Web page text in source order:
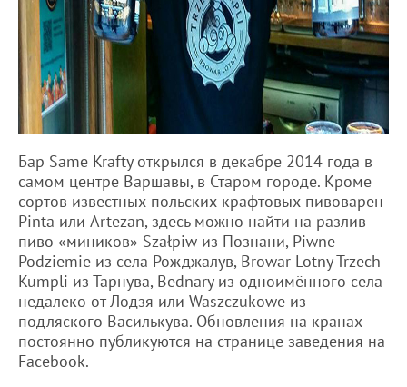
Бар Same Krafty открылся в декабре 2014 года в
самом центре Варшавы, в Старом городе. Кроме
сортов известных польских крафтовых пивоварен
Pinta или Artezan, здесь можно найти на разлив
пиво «миников» Szałpiw из Познани, Piwne
Podziemie из села Рожджалув, Browar Lotny Trzech
Kumpli из Тарнува, Bednary из одноимённого села
недалеко от Лодзя или Waszczukowe из
подляского Василькува. Обновления на кранах
постоянно публикуются на странице заведения на
Facebook.